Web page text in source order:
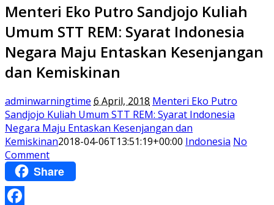
Menteri Eko Putro Sandjojo Kuliah
Umum STT REM: Syarat Indonesia
Negara Maju Entaskan Kesenjangan
dan Kemiskinan
adminwarningtime 6 April, 2018 Menteri Eko Putro
Sandjojo Kuliah Umum STT REM: Syarat Indonesia
Negara Maju Entaskan Kesenjangan dan
Kemiskinan2018-04-06T13:51:19+00:00 Indonesia No
Comment
Share